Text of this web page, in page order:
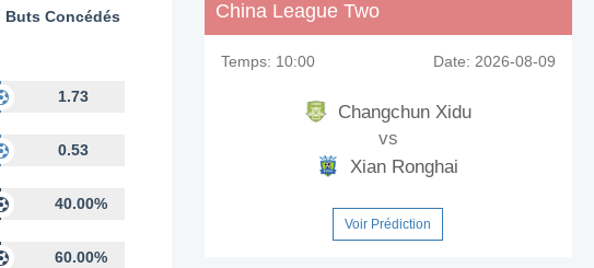
Buts Concédés
1.73
0.53
40.00%
60.00%
China League Two
Temps: 10:00 Date: 2026-08-09
Changchun Xidu
vs
Xian Ronghai
Voir Prédiction